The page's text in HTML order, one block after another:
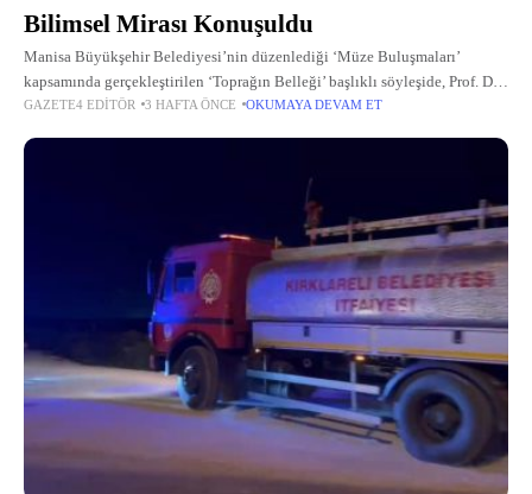
Bilimsel Mirası Konuşuldu
Manisa Büyükşehir Belediyesi’nin düzenlediği ‘Müze Buluşmaları’
kapsamında gerçekleştirilen ‘Toprağın Belleği’ başlıklı söyleşide, Prof. Dr.
Cumhur Tanrıver ve Prof. Dr. Yusuf Sezgin, Prof. Dr. Hasan Malay’ın
GAZETE4 EDITÖR 3 HAFTA ÖNCE OKUMAYA DEVAM ET